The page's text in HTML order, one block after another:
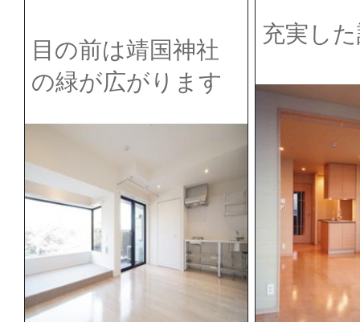
目の前は靖国神社
の緑が広がります
充実し